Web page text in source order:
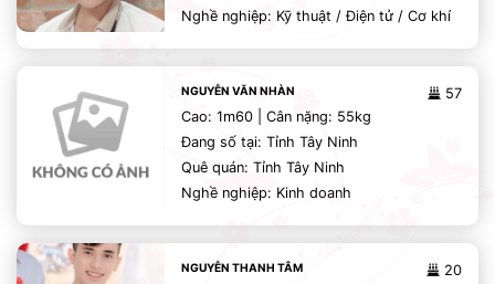
Nghề nghiệp: Kỹ thuật / Điện tử / Cơ khí
57
NGUYỄN VĂN NHÀN
Cao: 1m60 | Cân nặng: 55kg
Đang số tại: Tỉnh Tây Ninh
Quê quán: Tỉnh Tây Ninh
Nghề nghiệp: Kinh doanh
20
NGUYỄN THANH TÂM